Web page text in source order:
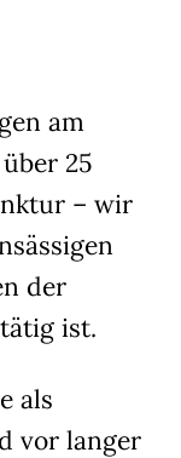
am
25
– wir
der
ist.
als
vor langer